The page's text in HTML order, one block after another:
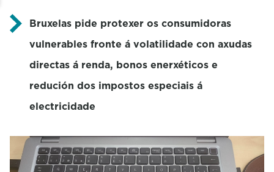
Bruxelas pide protexer os consumidoras
vulnerables fronte á volatilidade con axudas
directas á renda, bonos enerxéticos e
redución dos impostos especiais á
electricidade